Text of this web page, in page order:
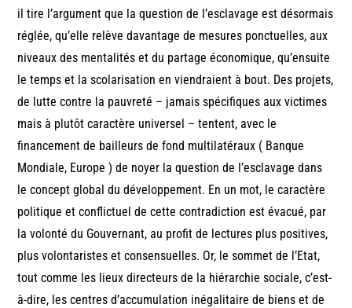
il tire l’argument que la question de l’esclavage est désormais
réglée, qu’elle relève davantage de mesures ponctuelles, aux
niveaux des mentalités et du partage économique, qu’ensuite
le temps et la scolarisation en viendraient à bout. Des projets,
de lutte contre la pauvreté – jamais spécifiques aux victimes
mais à plutôt caractère universel – tentent, avec le
financement de bailleurs de fond multilatéraux ( Banque
Mondiale, Europe ) de noyer la question de l’esclavage dans
le concept global du développement. En un mot, le caractère
politique et conflictuel de cette contradiction est évacué, par
la volonté du Gouvernant, au profit de lectures plus positives,
plus volontaristes et consensuelles. Or, le sommet de l’Etat,
tout comme les lieux directeurs de la hiérarchie sociale, c’est-
à-dire, les centres d’accumulation inégalitaire de biens et de